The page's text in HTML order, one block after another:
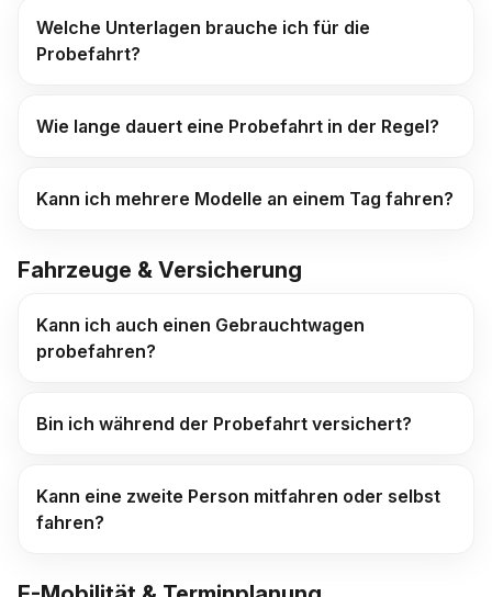
Welche Unterlagen brauche ich für die
Probefahrt?
Wie lange dauert eine Probefahrt in der Regel?
Kann ich mehrere Modelle an einem Tag fahren?
Fahrzeuge & Versicherung
Kann ich auch einen Gebrauchtwagen
probefahren?
Bin ich während der Probefahrt versichert?
Kann eine zweite Person mitfahren oder selbst
fahren?